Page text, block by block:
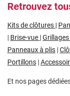
Retrouvez
Kits de clôtures |
| Brise-vue |
Panneaux à plis |
Portillons |
Et nos pages